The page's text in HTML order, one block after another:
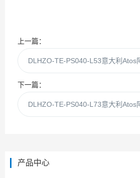
上一篇：
下一篇：
产品中心